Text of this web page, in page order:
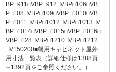
BP□911□VBP□912□VBP□106□VB
P□108□VBP□109□VBP□1010□VB
P□1011□VBP□1012□VBP□1013□V
BP□1014□VBP□1015□VBP□1016□
VBP□128□VBP□1210□VBP□1212
□V150200■盤用キャビネット屋外
用寸法一覧表（詳細仕様は1388頁
∼1392頁をご参照ください。）